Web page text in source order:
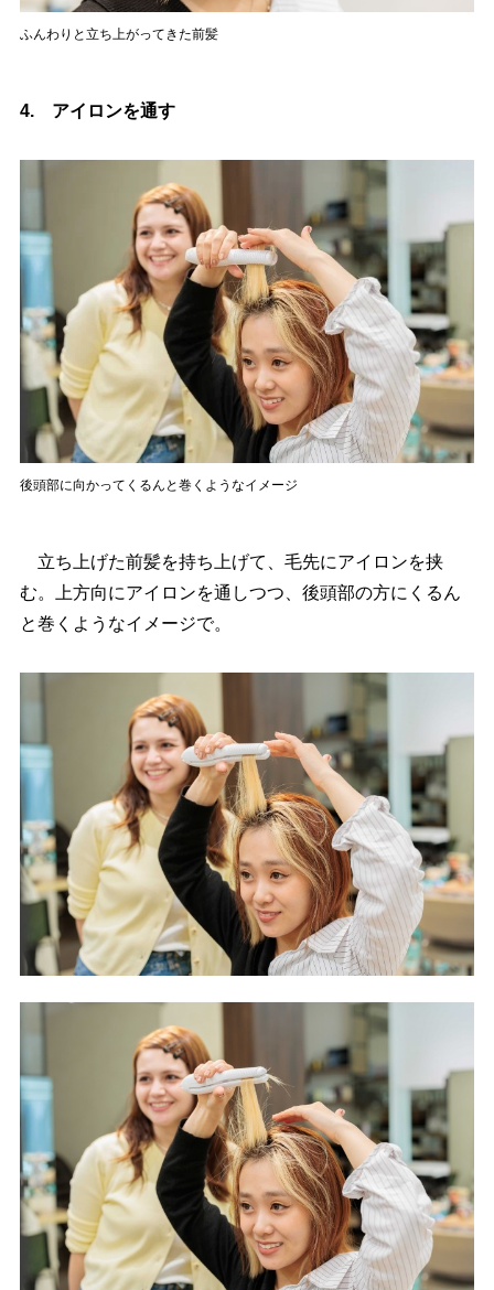
ふんわりと立ち上がってきた前髪
4. アイロンを通す
後頭部に向かってくるんと巻くようなイメージ
立ち上げた前髪を持ち上げて、毛先にアイロンを挟
む。上方向にアイロンを通しつつ、後頭部の方にくるん
と巻くようなイメージで。